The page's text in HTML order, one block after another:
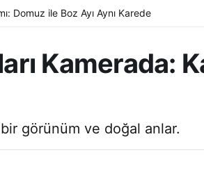
Domuz ile Boz Ayı Aynı Karede
Kamerada:
görünüm ve doğal anlar.